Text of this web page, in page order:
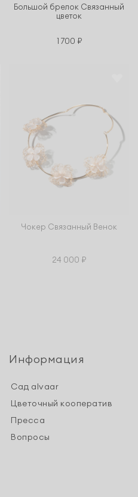
Большой брелок Связанный
цветок
1 700 ₽
Чокер Связанный Венок
24 000 ₽
Информация
Сад alvaar
Цветочный кооператив
Пресса
Вопросы